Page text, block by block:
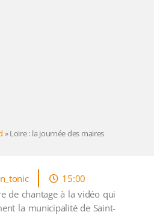
»Loire : la journée des maires
15:00
de chantage à la vidéo qui
la municipalité de Saint-